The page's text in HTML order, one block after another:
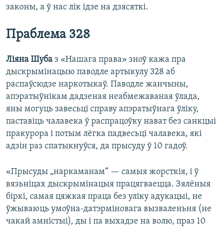
законы, а ў нас лік ідзе на дзясяткі.
Праблема 328
Ліяна Шуба з «Нашага права» зноў кажа пра
дыскрымінацыю паводле артыкулу 328 аб
распаўсюдзе наркотыкаў. Паводле жанчыны,
апэратыўнікам дадзеная неабмежаваная ўлада,
яны могуць завесьці справу апэратыўнага ўліку,
паставіць чалавека ў распрацоўку нават без санкцыі
пракурора і потым лёгка падвесьці чалавека, які
адзін раз спатыкнуўся, да прысуду ў 10 гадоў.
«Прысуды „наркаманам“ — самыя жорсткія, і ў
вязьніцах дыскрымінацыя працягваецца. Зялёныя
біркі, самая цяжкая праца без уліку адукацыі, не
ўжываюць умоўна-датэрміновага вызваленьня (не
чакай амністыі), ды і па выхадзе на волю, праз 10